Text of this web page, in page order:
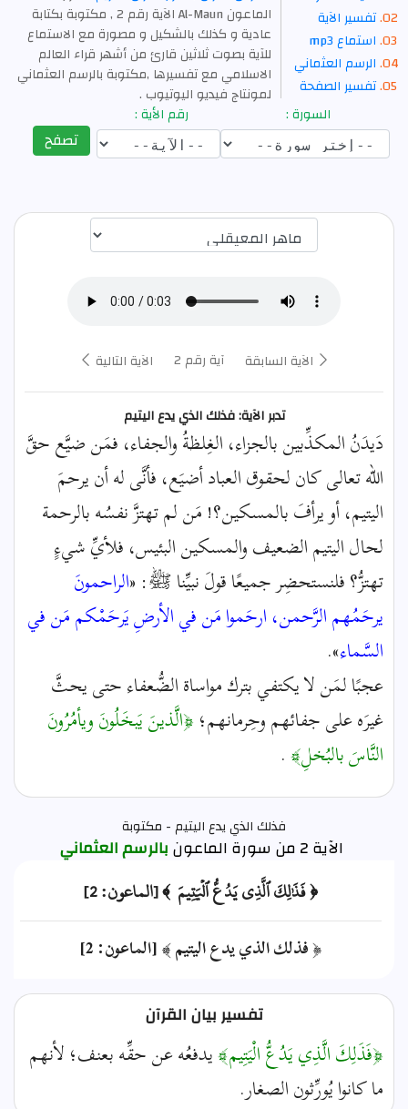
تفسير الآية
استماع mp3
الرسم العثماني
تفسير الصفحة
الماعون Al-Maun الآية رقم 2 , مكتوبة بكتابة
عادية و كذلك بالشكيل و مصورة مع الاستماع
للآية بصوت ثلاثين قارئ من أشهر قراء العالم
الاسلامي مع تفسيرها ,مكتوبة بالرسم العثماني
لمونتاج فيديو اليوتيوب .
السورة :
رقم الأية :
تصفح
اختيار قارئ الآية
الآية السابقة آية رقم 2 الآية التالية
تدبر الآية: فذلك الذي يدع اليتيم
دَيدَنُ المكذِّبين بالجزاء، الغِلظةُ والجفاء، فمَن ضيَّع حقَّ
الله تعالى كان لحقوق العباد أضيَع، فأنَّى له أن يرحمَ
اليتيم، أو يرأفَ بالمسكين؟! مَن لم تهتزَّ نفسُه بالرحمة
لحال اليتيم الضعيف والمسكين البئيس، فلأيِّ شيءٍ
تهتزُّ؟ فلنستحضِر جميعًا قولَ نبيِّنا ﷺ: «الراحمونَ
يرحَمُهم الرَّحمن، ارحَموا مَن في الأرضِ يَرحَمْكم مَن في
السَّماء».
عجبًا لمَن لا يكتفي بترك مواساة الضُّعفاء حتى يحثَّ
غيرَه على جفائهم وحِرمانهم؛﴿الَّذينَ يَبخَلُونَ ويأمُرُونَ
النَّاسَ بالبُخلِ﴾.
فذلك الذي يدع اليتيم - مكتوبة
الآية 2 من سورة الماعون بالرسم العثماني
﴿ فَذَٰلِكَ ٱلَّذِي يَدُعُّ ٱلۡيَتِيمَ ﴾ [الماعون: 2]
﴿ فذلك الذي يدع اليتيم ﴾ [الماعون: 2]
تفسير بيان القرآن
﴿فَذَلِكَ الَّذِي يَدُعُّ الْيَتِيم﴾يدفعُه عن حقِّه بعنف؛ لأنهم
ما كانوا يُورِّثون الصغار.